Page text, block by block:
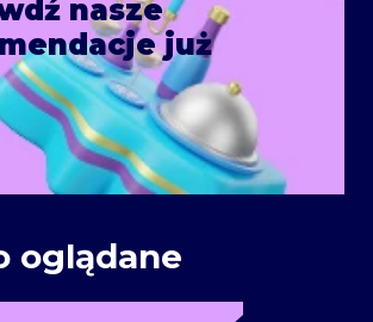
nasze
już
oglądane